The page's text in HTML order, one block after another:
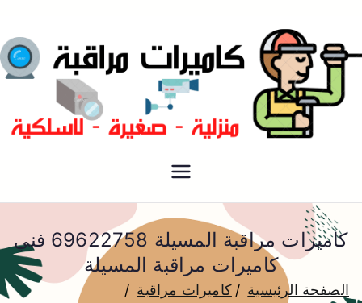
فني كاميرات مراقبة الكويت
كاميرات مراقبة المسيلة 69622758 فني
كاميرات مراقبة المسيلة
الصفحة الرئيسية
كاميرات مراقبة